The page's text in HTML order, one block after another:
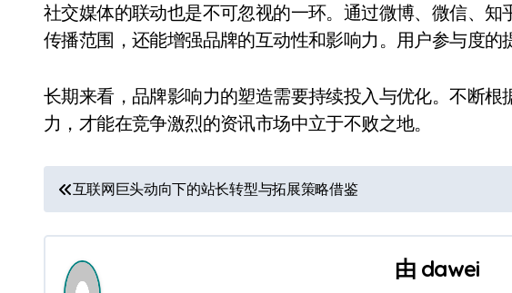
社交媒体的联动也是不可忽视的一环。通过微博、微信、
传播范围，还能增强品牌的互动性和影响力。用户参与度的
长期来看，品牌影响力的塑造需要持续投入与优化。不断
力，才能在竞争激烈的资讯市场中立于不败之地。
文
章
导
互联网巨头动向下的站长转型与拓展策略借鉴
由 dawei